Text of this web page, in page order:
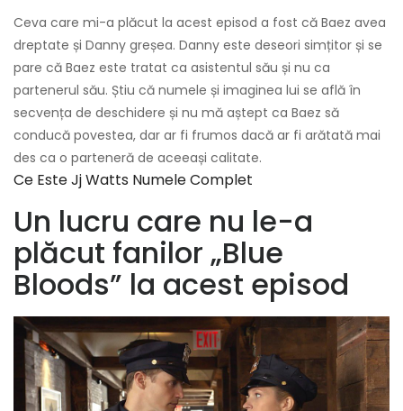
Ceva care mi-a plăcut la acest episod a fost că Baez avea
dreptate și Danny greșea. Danny este deseori simțitor și se
pare că Baez este tratat ca asistentul său și nu ca
partenerul său. Știu că numele și imaginea lui se află în
secvența de deschidere și nu mă aștept ca Baez să
conducă povestea, dar ar fi frumos dacă ar fi arătată mai
des ca o parteneră de aceeași calitate.
Ce Este Jj Watts Numele Complet
Un lucru care nu le-a
plăcut fanilor „Blue
Bloods” la acest episod